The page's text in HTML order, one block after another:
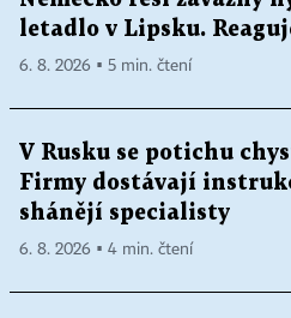
letadlo v Lipsku.
6. 8. 2026 ▪ 5 min. čtení
V Rusku se potichu
Firmy dostávají
shánějí specialisty
6. 8. 2026 ▪ 4 min. čtení